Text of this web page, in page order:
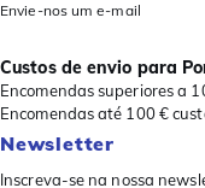
Envie-nos um e-mail
Custos de envio para
Encomendas superiores a
Encomendas até 100 €
Newsletter
Inscreva-se na nossa